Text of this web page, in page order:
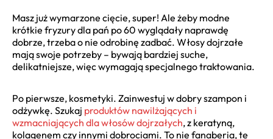
Masz już wymarzone cięcie, super! Ale żeby modne
krótkie fryzury dla pań po 60 wyglądały naprawdę
dobrze, trzeba o nie odrobinę zadbać. Włosy dojrzałe
mają swoje potrzeby – bywają bardziej suche,
delikatniejsze, więc wymagają specjalnego traktowania.
Po pierwsze, kosmetyki. Zainwestuj w dobry szampon i
odżywkę. Szukaj produktów nawilżających i
wzmacniających dla włosów dojrzałych, z keratyną,
kolagenem czy innymi dobrociami. To nie fanaberia, te